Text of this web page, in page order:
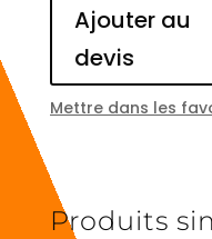
Ajouter au
devis
Mettre dans les
Produits